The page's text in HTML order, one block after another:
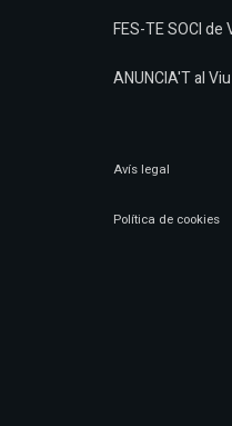
FES-TE SOCI de
ANUNCIA'T al
Avís legal
Política de cookies